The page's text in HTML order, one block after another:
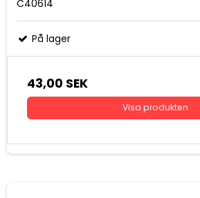
C40614
På lager
43,00 SEK
Visa produkten